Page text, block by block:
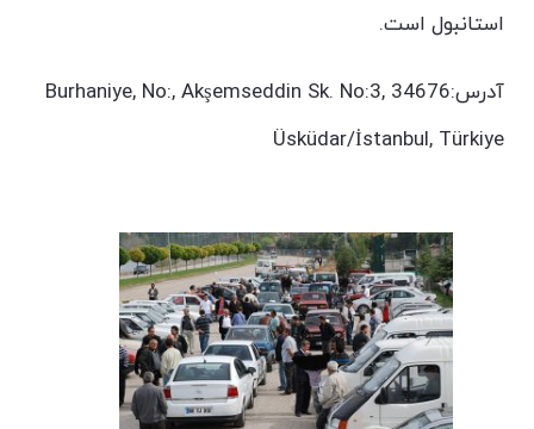
استانبول است.
آدرس:Burhaniye, No:, Akşemseddin Sk. No:3, 34676
Üsküdar/İstanbul, Türkiye